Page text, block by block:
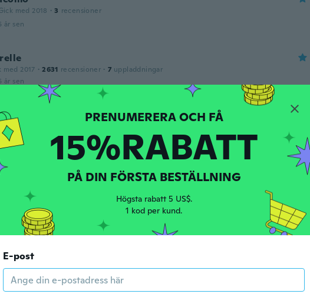
med 2018 · 3 recensioner
år sen
med 2017 · 2631 recensioner · 7 uppladdningar
år sen
Gick med 2016
år sen
sen
giusta, tessuto leggero. La qualità della stampa non è ottima ma nel
è un buon prodotto. È arrivata prima del previsto.
år sen
PRENUMERERA OCH FÅ
15%RABATT
PÅ DIN FÖRSTA BESTÄLLNING
Högsta rabatt 5 US$.
1 kod per kund.
E-post